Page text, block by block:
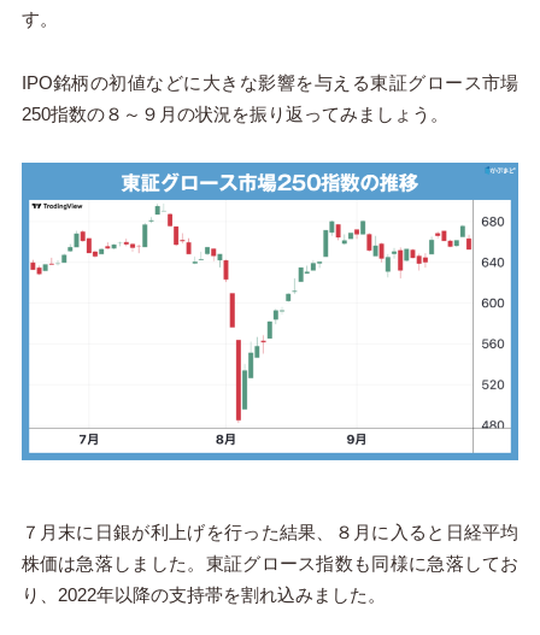
す。
IPO銘柄の初値などに大きな影響を与える東証グロース市場
250指数の８～９月の状況を振り返ってみましょう。
７月末に日銀が利上げを行った結果、８月に入ると日経平均
株価は急落しました。東証グロース指数も同様に急落してお
り、2022年以降の支持帯を割れ込みました。